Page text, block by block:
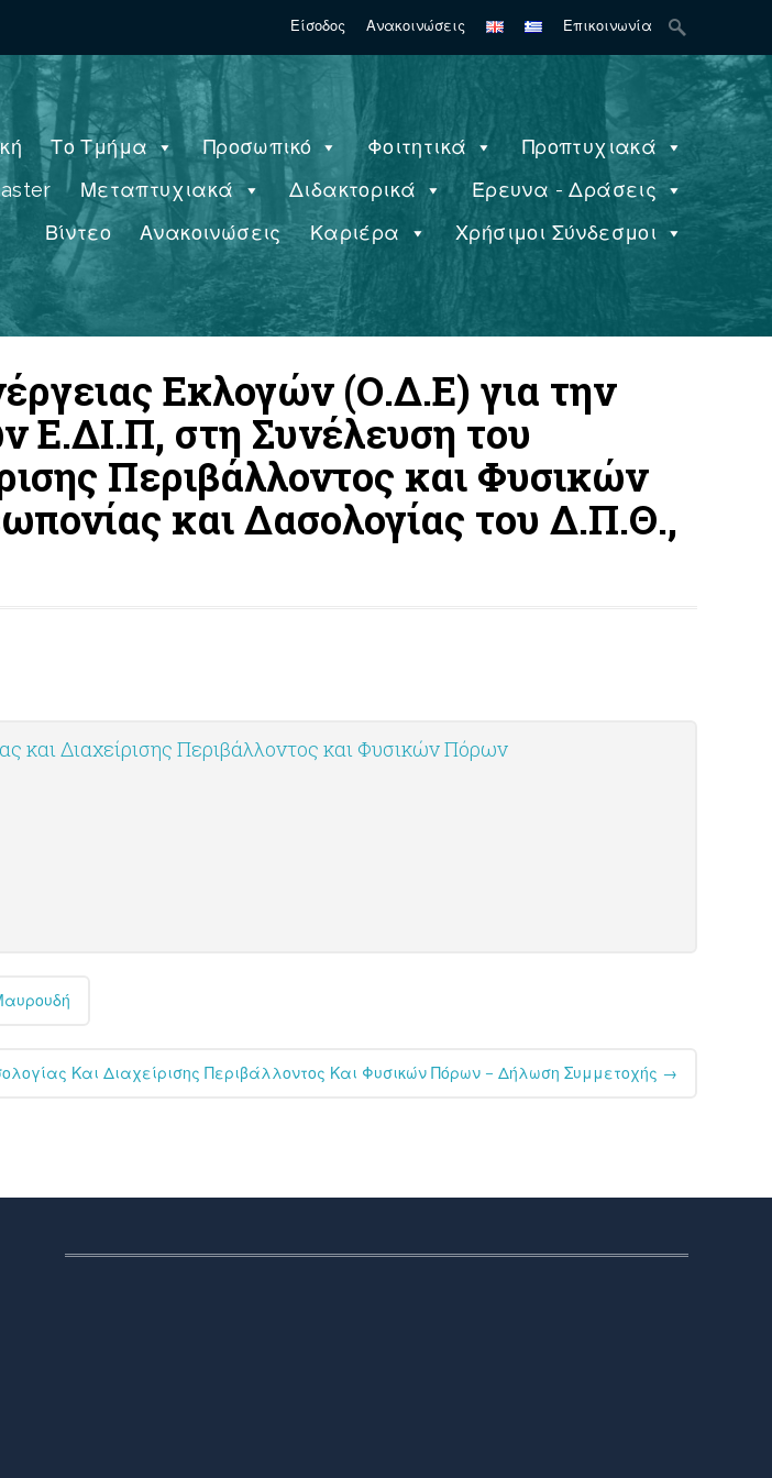
Είσοδος Ανακοινώσεις Επικοινωνία
Search
for:
Το Τμήμα Προσωπικό Φοιτητικά
Προπτυχιακά
Μεταπτυχιακά Διδακτορικά
Έρευνα - Δράσεις
Βίντεο
Ανακοινώσεις Καριέρα Χρήσιμοι Σύνδεσμοι
Εκλογών (Ο.Δ.Ε) για την
στη Συνέλευση του
Περιβάλλοντος και Φυσικών
και Δασολογίας του Δ.Π.Θ.,
και Διαχείρισης Περιβάλλοντος και Φυσικών Πόρων
Και Διαχείρισης Περιβάλλοντος Και Φυσικών Πόρων – Δήλωση Συμμετοχής →